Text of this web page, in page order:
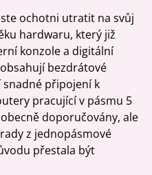
ochotni utratit na svůj
hardwaru, který již
konzole a digitální
bezdrátové
připojení k
pracující v pásmu 5
doporučovány, ale
z jednopásmové
přestala být